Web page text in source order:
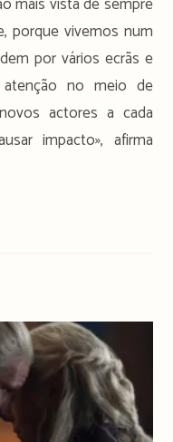
porque vivemos num
por vários ecrãs e
atenção no meio de
actores a cada
impacto», afirma